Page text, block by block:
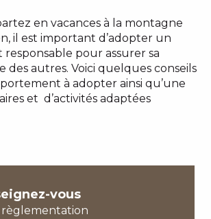
en vacances à la montagne
il est important d’adopter un
pour assurer sa
des autres. Voici quelques conseils
à adopter ainsi qu’une
et d’activités adaptées
vous
règlementation